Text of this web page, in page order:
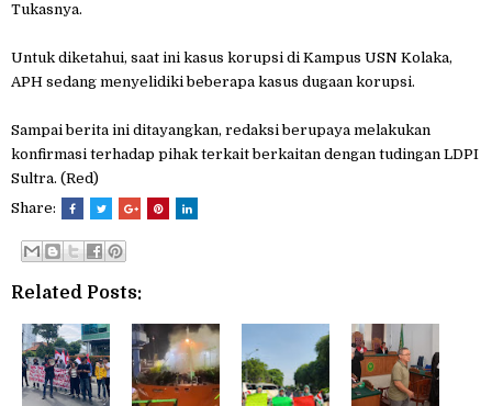
Tukasnya.
Untuk diketahui, saat ini kasus korupsi di Kampus USN Kolaka,
APH sedang menyelidiki beberapa kasus dugaan korupsi.
Sampai berita ini ditayangkan, redaksi berupaya melakukan
konfirmasi terhadap pihak terkait berkaitan dengan tudingan LDPI
Sultra. (Red)
Share:
Related Posts: